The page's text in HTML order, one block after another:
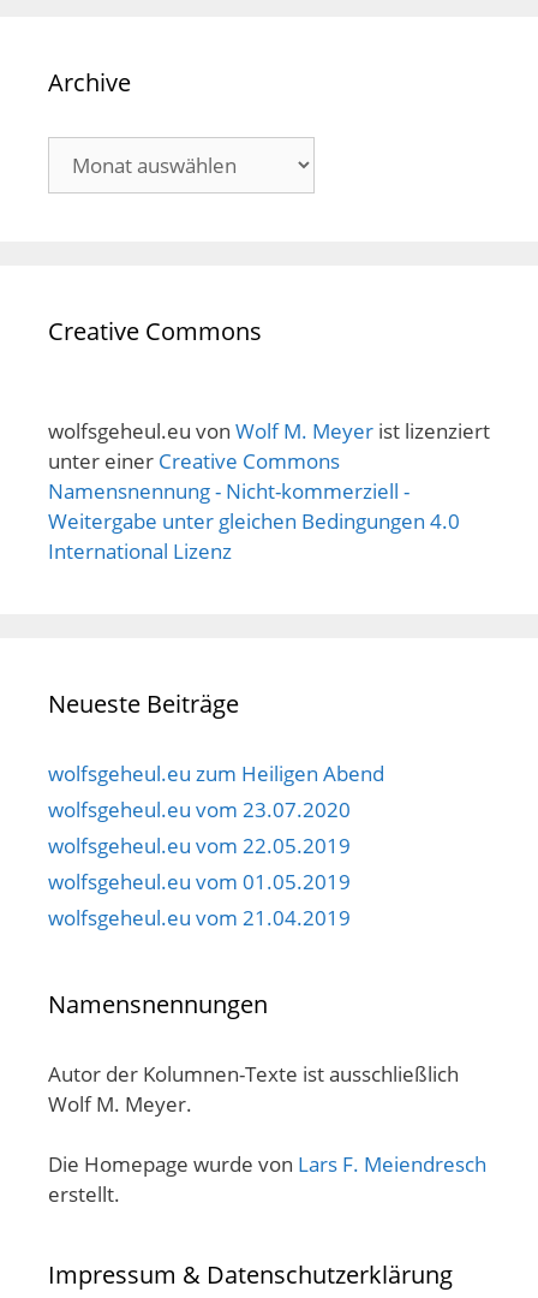
Archive
Creative Commons
wolfsgeheul.eu von Wolf M. Meyer ist lizenziert
unter einer Creative Commons
Namensnennung - Nicht-kommerziell -
Weitergabe unter gleichen Bedingungen 4.0
International Lizenz
Neueste Beiträge
wolfsgeheul.eu zum Heiligen Abend
wolfsgeheul.eu vom 23.07.2020
wolfsgeheul.eu vom 22.05.2019
wolfsgeheul.eu vom 01.05.2019
wolfsgeheul.eu vom 21.04.2019
Namensnennungen
Autor der Kolumnen-Texte ist ausschließlich
Wolf M. Meyer.
Die Homepage wurde von Lars F. Meiendresch
erstellt.
Impressum & Datenschutzerklärung